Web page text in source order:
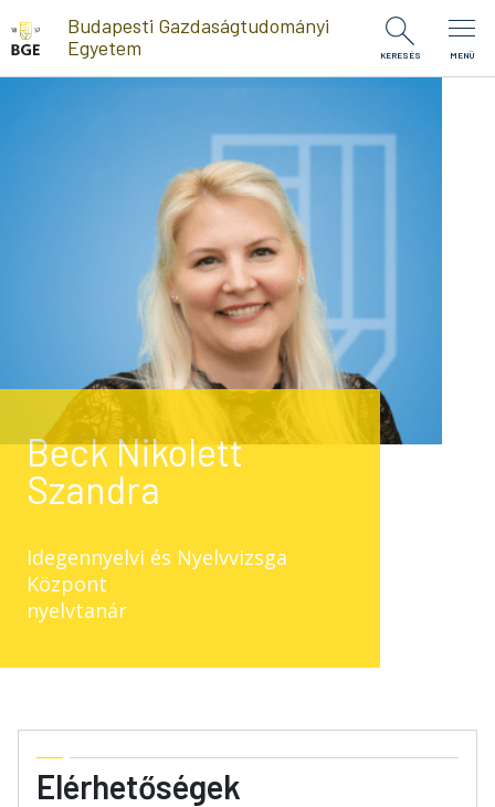
Ugrás a tartalomra
Budapesti Gazdaságtudományi
Egyetem
KERESÉS MENÜ
Beck Nikolett
Szandra
Idegennyelvi és Nyelvvizsga
Központ
nyelvtanár
Elérhetőségek